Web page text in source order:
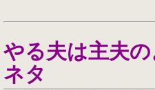
やる夫は主夫
ネタ